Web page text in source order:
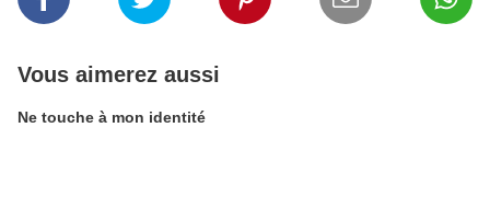
Vous aimerez aussi
Ne touche à mon identité